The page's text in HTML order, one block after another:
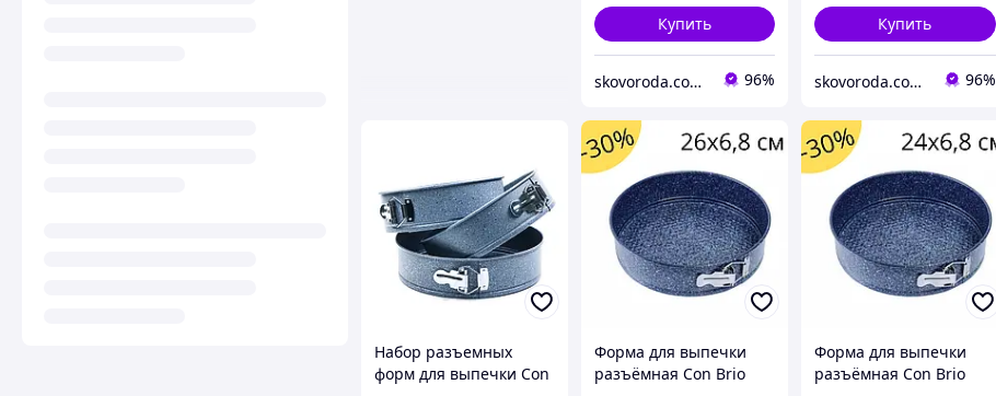
Купить
skovoroda.com.ua – все для кухни и дома 96%
Купить
skovoroda.com.ua – все для кухни и дома 96%
Набор разъемных
форм для выпечки Con
Форма для выпечки
разъёмная Con Brio
Форма для выпечки
разъёмная Con Brio